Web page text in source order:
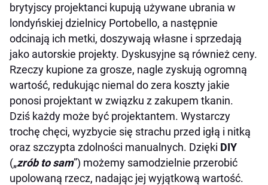
brytyjscy projektanci kupują używane ubrania w
londyńskiej dzielnicy Portobello, a następnie
odcinają ich metki, doszywają własne i sprzedają
jako autorskie projekty. Dyskusyjne są również ceny.
Rzeczy kupione za grosze, nagle zyskują ogromną
wartość, redukując niemal do zera koszty jakie
ponosi projektant w związku z zakupem tkanin.
Dziś każdy może być projektantem. Wystarczy
trochę chęci, wyzbycie się strachu przed igłą i nitką
oraz szczypta zdolności manualnych. Dzięki DIY
(„zrób to sam”) możemy samodzielnie przerobić
upolowaną rzecz, nadając jej wyjątkową wartość.